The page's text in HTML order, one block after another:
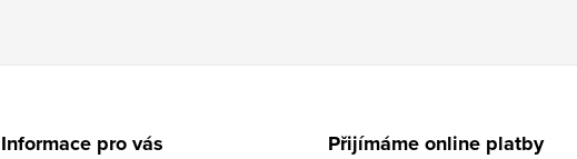
Informace pro vás Přijímáme online platby